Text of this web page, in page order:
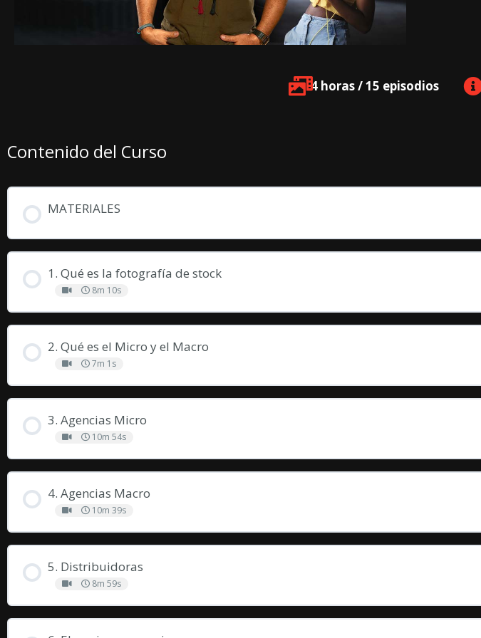
4 horas / 15 episodios
Contenido del Curso
MATERIALES
1. Qué es la fotografía de stock
8m 10s
2. Qué es el Micro y el Macro
7m 1s
3. Agencias Micro
10m 54s
4. Agencias Macro
10m 39s
5. Distribuidoras
8m 59s